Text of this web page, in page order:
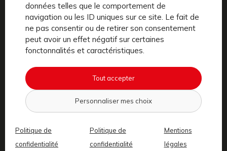
données telles que le comportement de
navigation ou les ID uniques sur ce site. Le fait de
ne pas consentir ou de retirer son consentement
peut avoir un effet négatif sur certaines
fonctonnalités et caractéristiques.
Tout accepter
Personnaliser mes choix
Politique de
confidentialité
Politique de
confidentialité
Mentions
légales
RED-WILL est un service premium de location de vélos
avec un package de services tout inclus, à
mission, faciliter la pratique du vélo en ville en gommant
toutes les contraintes.
Aide et contact